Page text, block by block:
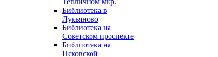
Тепличном мкр.
Библиотека в
Лукьяново
Библиотека на
Советском проспекте
Библиотека на
Псковской